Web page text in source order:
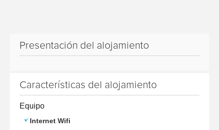
Presentación del alojamiento
Características del alojamiento
Equipo
Internet Wifi